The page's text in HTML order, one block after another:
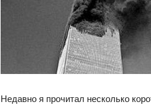
Недавно я прочитал несколько